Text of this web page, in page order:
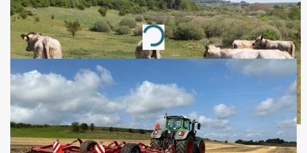
Annonce
Loading...